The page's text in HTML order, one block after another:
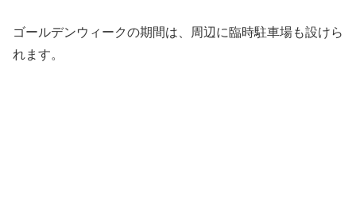
ゴールデンウィークの期間は、周辺に臨時駐車場も設けら
れます。